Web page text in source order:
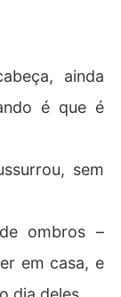
ainda
é que é
sem
ombros –
em casa, e